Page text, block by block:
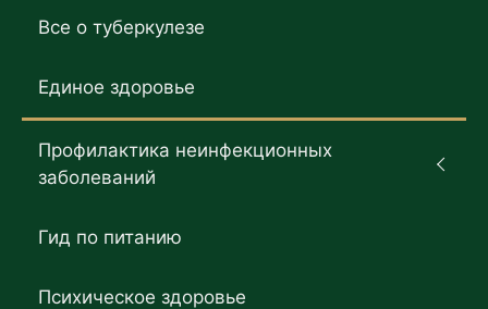
Все о туберкулезе
Единое здоровье
Профилактика неинфекционных
заболеваний
Гид по питанию
Психическое здоровье